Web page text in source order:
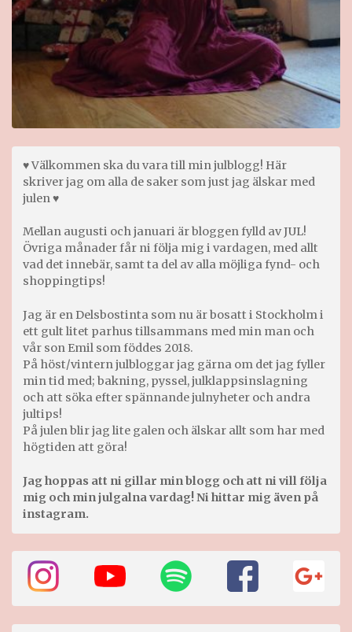
♥ Välkommen ska du vara till min julblogg! Här
skriver jag om alla de saker som just jag älskar med
julen ♥
Mellan augusti och januari är bloggen fylld av JUL!
Övriga månader får ni följa mig i vardagen, med allt
vad det innebär, samt ta del av alla möjliga fynd- och
shoppingtips!
Jag är en Delsbostinta som nu är bosatt i Stockholm i
ett gult litet parhus tillsammans med min man och
vår son Emil som föddes 2018.
På höst/vintern julbloggar jag gärna om det jag fyller
min tid med; bakning, pyssel, julklappsinslagning
och att söka efter spännande julnyheter och andra
jultips!
På julen blir jag lite galen och älskar allt som har med
högtiden att göra!
Jag hoppas att ni gillar min blogg och att ni vill följa
mig och min julgalna vardag! Ni hittar mig även på
instagram.